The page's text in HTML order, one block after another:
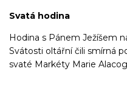
Svatá hodina
Hodina s Pánem Ježíšem
Svátosti oltářní čili smírná
svaté Markéty Marie